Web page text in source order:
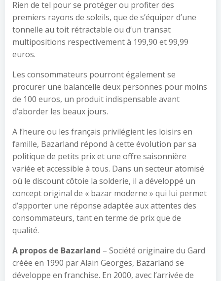
Rien de tel pour se protéger ou profiter des
premiers rayons de soleils, que de s’équiper d’une
tonnelle au toit rétractable ou d’un transat
multipositions respectivement à 199,90 et 99,99
euros.
Les consommateurs pourront également se
procurer une balancelle deux personnes pour moins
de 100 euros, un produit indispensable avant
d’aborder les beaux jours.
A l’heure ou les français privilégient les loisirs en
famille, Bazarland répond à cette évolution par sa
politique de petits prix et une offre saisonnière
variée et accessible à tous. Dans un secteur atomisé
où le discount côtoie la solderie, il a développé un
concept original de « bazar moderne » qui lui permet
d’apporter une réponse adaptée aux attentes des
consommateurs, tant en terme de prix que de
qualité.
A propos de Bazarland – Société originaire du Gard
créée en 1990 par Alain Georges, Bazarland se
développe en franchise. En 2000, avec l’arrivée de